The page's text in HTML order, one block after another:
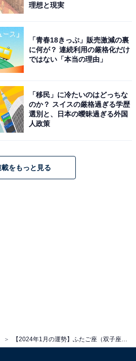
ータープロフィール
筆、監修。雑誌、Web、広告
理想と現実
「青春18きっぷ」販売激減の裏
に何が？ 連続利用の厳格化だけ
ではない「本当の理由」
「移民」に冷たいのはどっちな
のか？ スイスの厳格過ぎる学歴
選別と、日本の曖昧過ぎる外国
人政策
載をもっと見る